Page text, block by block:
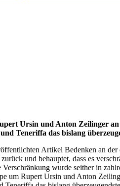
Ursin und Anton Zeilinger
Teneriffa das bislang
Artikel Bedenken an
und behauptet, dass es
wurde seither in
um Rupert Ursin und Anton